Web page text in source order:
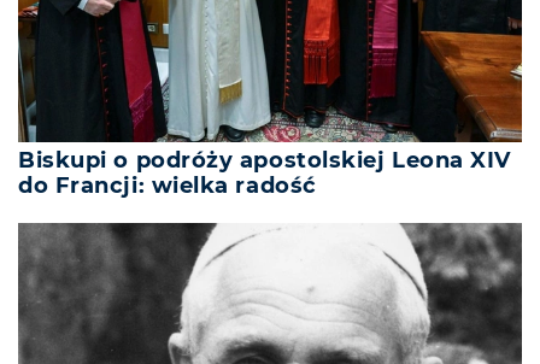
Biskupi o podróży apostolskiej Leona XIV
do Francji: wielka radość